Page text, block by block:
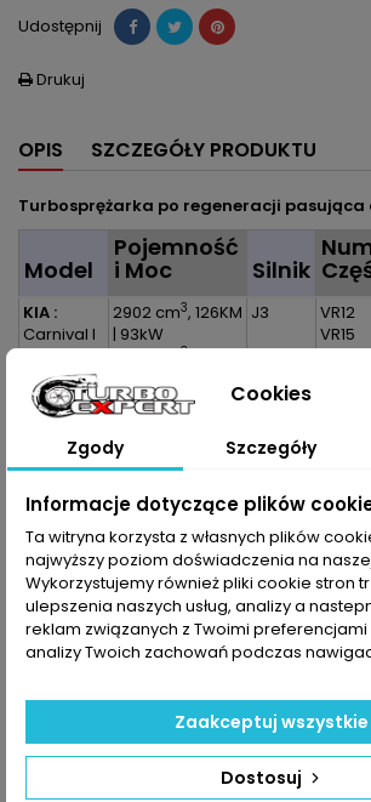
Udostępnij
 Drukuj
OPIS SZCZEGÓŁY PRODUKTU
Turbosprężarka po regeneracji pasująca
Model
Pojemność
i Moc Silnik
KIA :
Carnival I
2.9 TD
Carnival I
2.9 CRDi
2902 cm3, 126KM
| 93kW
2902 cm3,
J3
VR12
VR15
VR12A
Dane zawarte w tabeli mogą odbiegać od
Dokładamy wszelkich starań aby jednak tak
Najlepszym kryterium doboru części jest
numerów producenta na uszkodzonej
Cookies
Zgody Szczegóły
Informacje dotyczące plików
Ta witryna korzysta z własnych plików
najwyższy poziom doświadczenia na
Wykorzystujemy również pliki cookie stron
ulepszenia naszych usług, analizy a
reklam związanych z Twoimi
analizy Twoich zachowań podczas
Dostosuj
Zaakceptuj wszystkie